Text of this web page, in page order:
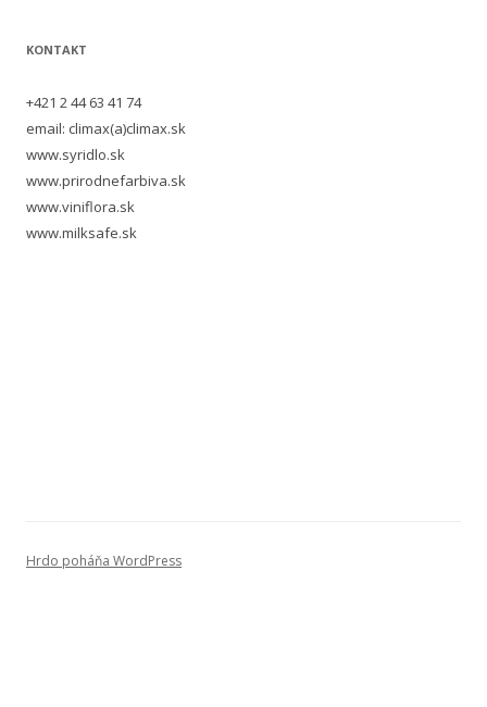
KONTAKT
+421 2 44 63 41 74
email: climax(a)climax.sk
www.syridlo.sk
www.prirodnefarbiva.sk
www.viniflora.sk
www.milksafe.sk
Hrdo poháňa WordPress